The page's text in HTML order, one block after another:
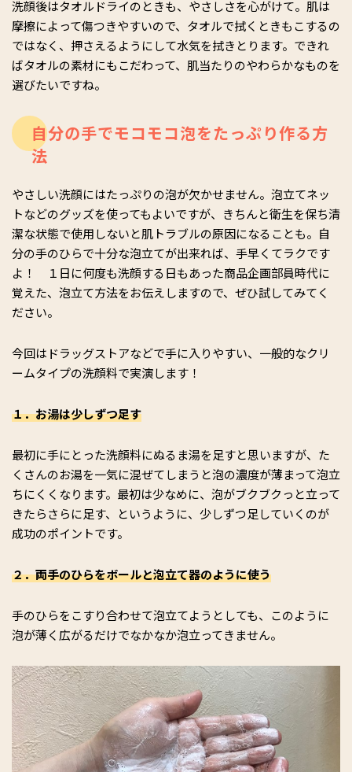
洗顔後はタオルドライのときも、やさしさを心がけて。肌は
摩擦によって傷つきやすいので、タオルで拭くときもこするの
ではなく、押さえるようにして水気を拭きとります。できれ
ばタオルの素材にもこだわって、肌当たりのやわらかなものを
選びたいですね。
自分の手でモコモコ泡をたっぷり作る方
法
やさしい洗顔にはたっぷりの泡が欠かせません。泡立てネッ
トなどのグッズを使ってもよいですが、きちんと衛生を保ち清
潔な状態で使用しないと肌トラブルの原因になることも。自
分の手のひらで十分な泡立てが出来れば、手早くてラクです
よ！ １日に何度も洗顔する日もあった商品企画部員時代に
覚えた、泡立て方法をお伝えしますので、ぜひ試してみてく
ださい。
今回はドラッグストアなどで手に入りやすい、一般的なクリ
ームタイプの洗顔料で実演します！
１．お湯は少しずつ足す
最初に手にとった洗顔料にぬるま湯を足すと思いますが、た
くさんのお湯を一気に混ぜてしまうと泡の濃度が薄まって泡立
ちにくくなります。最初は少なめに、泡がブクブクっと立って
きたらさらに足す、というように、少しずつ足していくのが
成功のポイントです。
２．両手のひらをボールと泡立て器のように使う
手のひらをこすり合わせて泡立てようとしても、このように
泡が薄く広がるだけでなかなか泡立ってきません。